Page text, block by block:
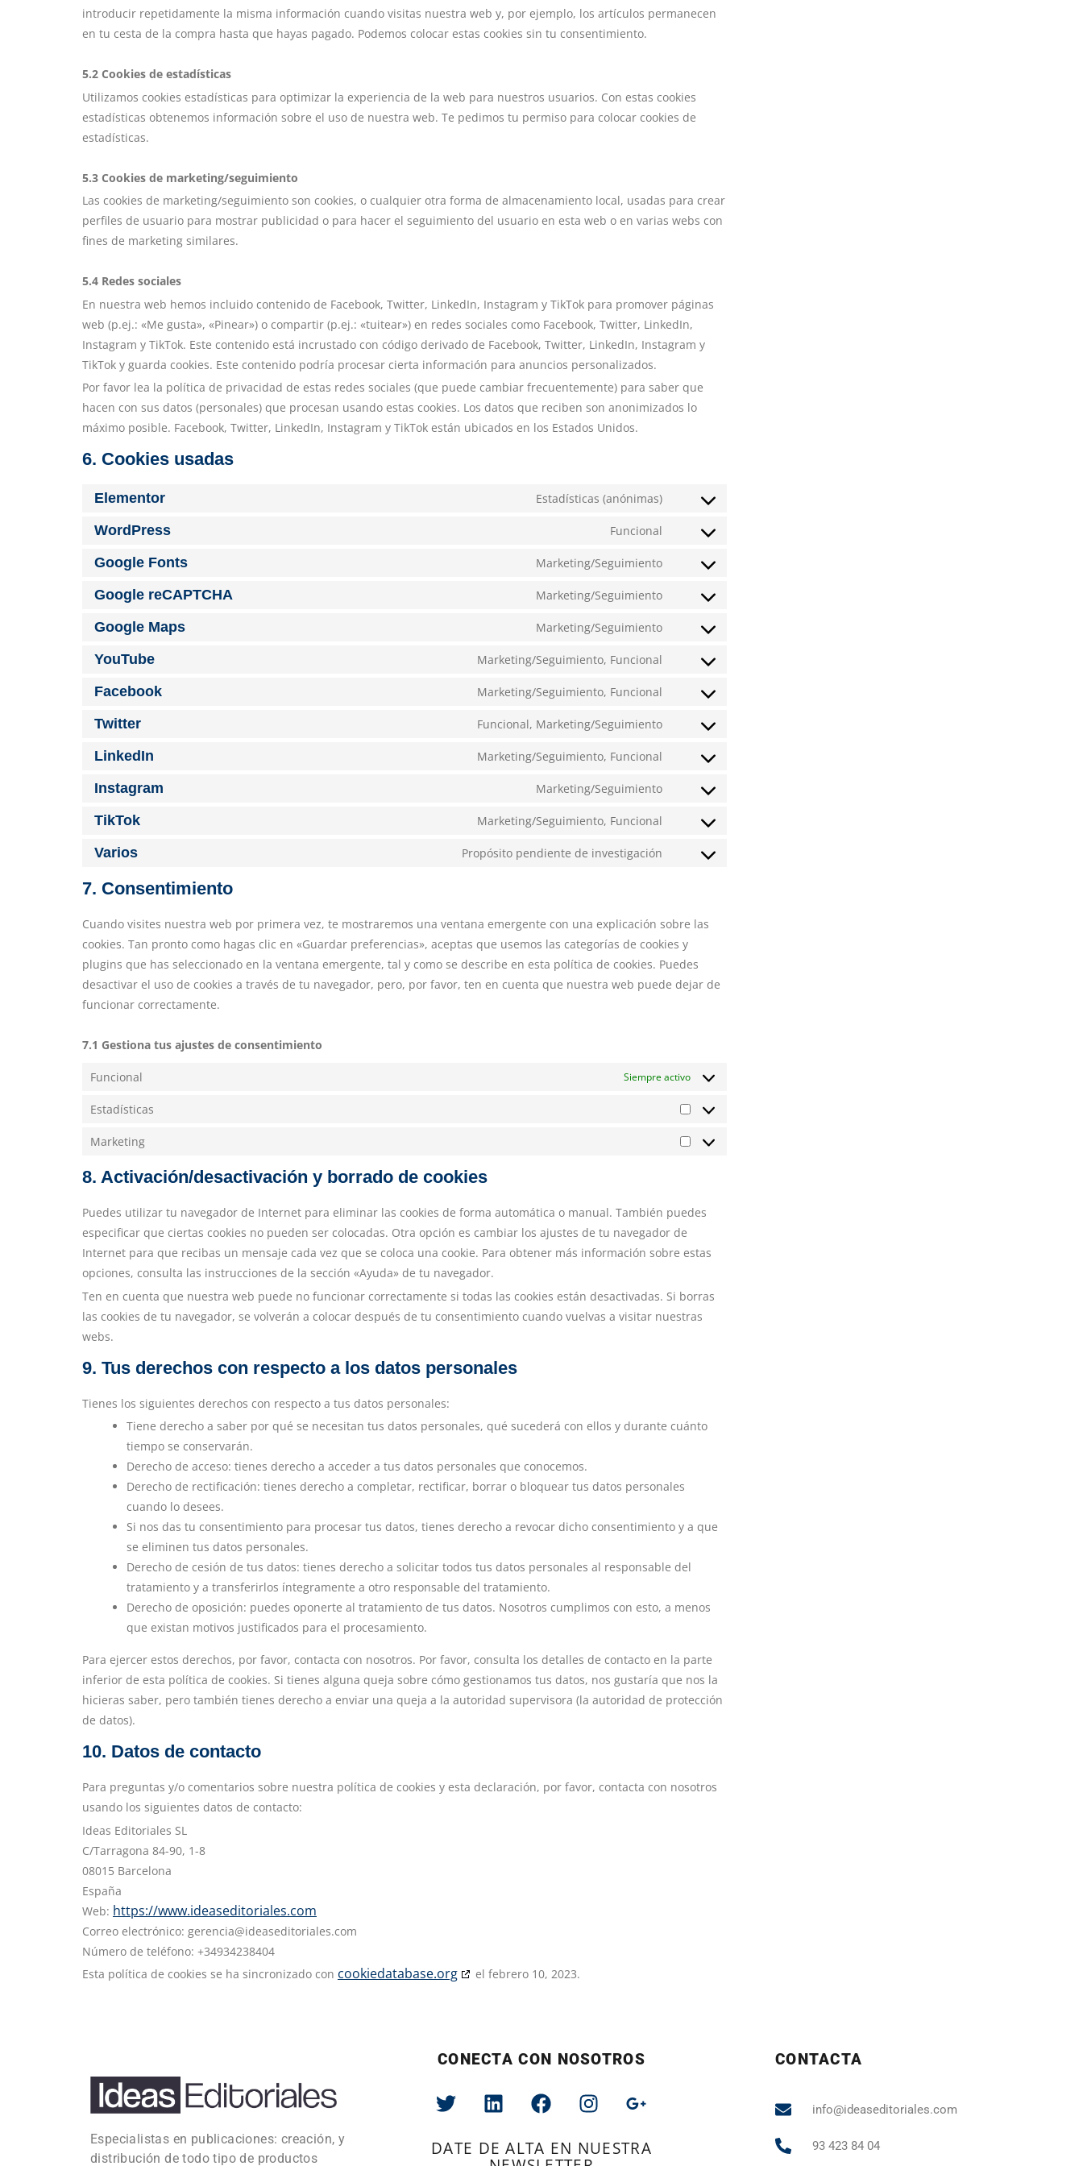
introducir repetidamente la misma información cuando visitas nuestra web y, por ejemplo, los artículos permanecen
en tu cesta de la compra hasta que hayas pagado. Podemos colocar estas cookies sin tu consentimiento.
5.2 Cookies de estadísticas
Utilizamos cookies estadísticas para optimizar la experiencia de la web para nuestros usuarios. Con estas cookies
estadísticas obtenemos información sobre el uso de nuestra web. Te pedimos tu permiso para colocar cookies de
estadísticas.
5.3 Cookies de marketing/seguimiento
Las cookies de marketing/seguimiento son cookies, o cualquier otra forma de almacenamiento local, usadas para crear
perfiles de usuario para mostrar publicidad o para hacer el seguimiento del usuario en esta web o en varias webs con
fines de marketing similares.
5.4 Redes sociales
En nuestra web hemos incluido contenido de Facebook, Twitter, LinkedIn, Instagram y TikTok para promover páginas
web (p.ej.: «Me gusta», «Pinear») o compartir (p.ej.: «tuitear») en redes sociales como Facebook, Twitter, LinkedIn,
Instagram y TikTok. Este contenido está incrustado con código derivado de Facebook, Twitter, LinkedIn, Instagram y
TikTok y guarda cookies. Este contenido podría procesar cierta información para anuncios personalizados.
Por favor lea la política de privacidad de estas redes sociales (que puede cambiar frecuentemente) para saber que
hacen con sus datos (personales) que procesan usando estas cookies. Los datos que reciben son anonimizados lo
máximo posible. Facebook, Twitter, LinkedIn, Instagram y TikTok están ubicados en los Estados Unidos.
6. Cookies usadas
Elementor Estadísticas (anónimas)
WordPress Funcional
Google Fonts Marketing/Seguimiento
Google reCAPTCHA Marketing/Seguimiento
Google Maps Marketing/Seguimiento
YouTube Marketing/Seguimiento, Funcional
Facebook Marketing/Seguimiento, Funcional
Twitter Funcional, Marketing/Seguimiento
LinkedIn Marketing/Seguimiento, Funcional
Instagram Marketing/Seguimiento
TikTok Marketing/Seguimiento, Funcional
Varios Propósito pendiente de investigación
7. Consentimiento
Cuando visites nuestra web por primera vez, te mostraremos una ventana emergente con una explicación sobre las
cookies. Tan pronto como hagas clic en «Guardar preferencias», aceptas que usemos las categorías de cookies y
plugins que has seleccionado en la ventana emergente, tal y como se describe en esta política de cookies. Puedes
desactivar el uso de cookies a través de tu navegador, pero, por favor, ten en cuenta que nuestra web puede dejar de
funcionar correctamente.
7.1 Gestiona tus ajustes de consentimiento
Funcional Siempre activo
Estadísticas
Marketing
8. Activación/desactivación y borrado de cookies
Puedes utilizar tu navegador de Internet para eliminar las cookies de forma automática o manual. También puedes
especificar que ciertas cookies no pueden ser colocadas. Otra opción es cambiar los ajustes de tu navegador de
Internet para que recibas un mensaje cada vez que se coloca una cookie. Para obtener más información sobre estas
opciones, consulta las instrucciones de la sección «Ayuda» de tu navegador.
Ten en cuenta que nuestra web puede no funcionar correctamente si todas las cookies están desactivadas. Si borras
las cookies de tu navegador, se volverán a colocar después de tu consentimiento cuando vuelvas a visitar nuestras
webs.
9. Tus derechos con respecto a los datos personales
Tienes los siguientes derechos con respecto a tus datos personales:
Tiene derecho a saber por qué se necesitan tus datos personales, qué sucederá con ellos y durante cuánto
tiempo se conservarán.
Derecho de acceso: tienes derecho a acceder a tus datos personales que conocemos.
Derecho de rectificación: tienes derecho a completar, rectificar, borrar o bloquear tus datos personales
cuando lo desees.
Si nos das tu consentimiento para procesar tus datos, tienes derecho a revocar dicho consentimiento y a que
se eliminen tus datos personales.
Derecho de cesión de tus datos: tienes derecho a solicitar todos tus datos personales al responsable del
tratamiento y a transferirlos íntegramente a otro responsable del tratamiento.
Derecho de oposición: puedes oponerte al tratamiento de tus datos. Nosotros cumplimos con esto, a menos
que existan motivos justificados para el procesamiento.
Para ejercer estos derechos, por favor, contacta con nosotros. Por favor, consulta los detalles de contacto en la parte
inferior de esta política de cookies. Si tienes alguna queja sobre cómo gestionamos tus datos, nos gustaría que nos la
hicieras saber, pero también tienes derecho a enviar una queja a la autoridad supervisora (la autoridad de protección
de datos).
10. Datos de contacto
Para preguntas y/o comentarios sobre nuestra política de cookies y esta declaración, por favor, contacta con nosotros
usando los siguientes datos de contacto:
Ideas Editoriales SL
C/Tarragona 84-90, 1-8
08015 Barcelona
España
Web: https://www.ideaseditoriales.com
Correo electrónico: gerencia@ideaseditoriales.com
Número de teléfono: +34934238404
Esta política de cookies se ha sincronizado con cookiedatabase.org el febrero 10, 2023.
Especialistas en publicaciones: creación, y
distribución de todo tipo de productos
CONECTA CON NOSOTROS
DATE DE ALTA EN NUESTRA
CONTACTA
info@ideaseditoriales.com
93 423 84 04